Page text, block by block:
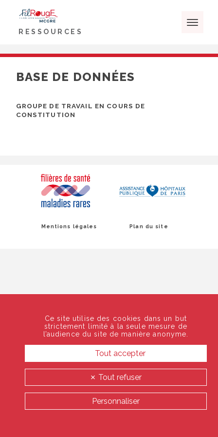
content
Rechercher :
RESSOURCES
BASE DE DONNÉES
GROUPE DE TRAVAIL EN COURS DE
CONSTITUTION
Mentions légales Plan du site
Ce site utilise des cookies dans un but
strictement limité à la seule mesure de
l’audience du site de manière anonyme.
Tout accepter
Tout refuser
Personnaliser